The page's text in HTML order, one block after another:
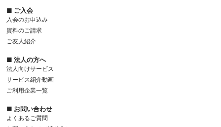
■ ご入会
入会のお申込み
資料のご請求
ご友人紹介
■ 法人の方へ
法人向けサービス
サービス紹介動画
ご利用企業一覧
■ お問い合わせ
よくあるご質問